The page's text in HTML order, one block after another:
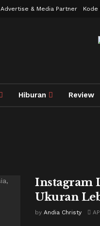
Advertise & Media Partner Kode
Hiburan Review
Instagram
Ukuran
by Andia Christy